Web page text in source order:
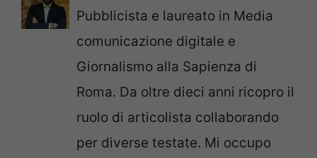
Pubblicista e laureato in Media
comunicazione digitale e
Giornalismo alla Sapienza di
Roma. Da oltre dieci anni ricopro il
ruolo di articolista collaborando
per diverse testate. Mi occupo